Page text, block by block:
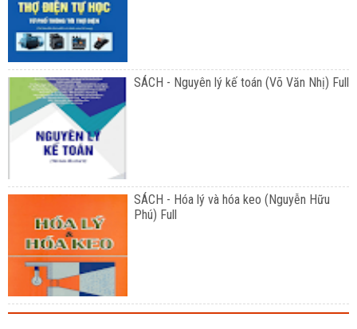
SÁCH - Nguyên lý kế toán (Võ Văn Nhị) Full
SÁCH - Hóa lý và hóa keo (Nguyễn Hữu
Phú) Full